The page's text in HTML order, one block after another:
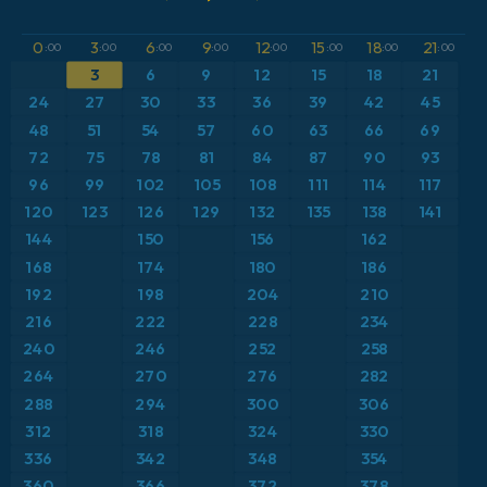
ICON Alemania 2 km
Caribe
Escandinavia
Estados Unidos
Europa
Francia
Grecia
Islandia
Anomalía de temperatura a 2 m
Anomalía de temperatura a 850 hPa
CAPE
Precipitación, nubes y presión
Profundidad de nieve
Punto de rocío a 2 m
Ráfagas de Viento Máximas
Ráfagas de viento
0 :00 3:00 6:00 9:00 12:00 15 :00 18:00 21:00
3 6 9 12 15 18
21
24
27 30 33 36 39 42 45
48 51 54 57 60 63 66 69
72 75 78 81 84 87 90
93
96
99 102 105 108 111 114 117
120 123 126 129 132 135 138 141
144 150 156
162
168
174 180
186
192
198 204
210
216
222 228 234
240 246 252 258
264 270 276
282
288
294 300
306
312
318 324
330
336
342 348 354